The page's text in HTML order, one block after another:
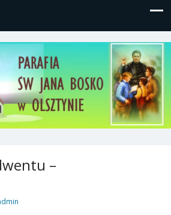
Jana Bosko w
Olsztynie
1
–